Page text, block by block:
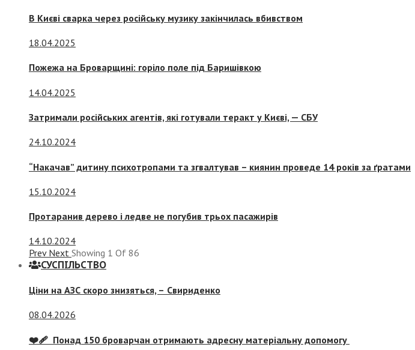
В Києві сварка через російську музику закінчилась вбивством
18.04.2025
Пожежа на Броварщині: горіло поле під Баришівкою
14.04.2025
Затримали російських агентів, які готували теракт у Києві, — СБУ
24.10.2024
“Накачав” дитину психотропами та згвалтував – киянин проведе 14 років за ґратами
15.10.2024
Протаранив дерево і ледве не погубив трьох пасажирів
14.10.2024
Prev Next Showing 1 Of 86
СУСПIЛЬСТВО
Ціни на АЗС скоро знизяться, – Свириденко
08.04.2026
❤️‍🩹 Понад 150 броварчан отримають адресну матеріальну допомогу